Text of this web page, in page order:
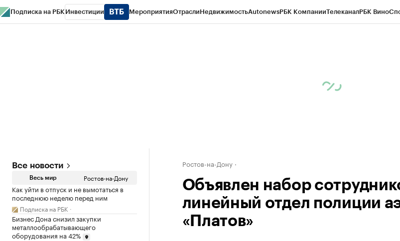
Подписка на РБК Инвестиции МероприятияОтраслиНедвижимостьAutonewsРБК КомпанииТелеканалРБК Вино
Все новости
Весь мир Ростов-на-Дону
Как уйти в отпуск и не вымотаться в
последнюю неделю перед ним
Подписка на РБК
Бизнес Дона снизил закупки
металлообрабатывающего
оборудования на 42%
Ростов-на-Дону
Объявлен набор
линейный отдел полиции
«Платов»